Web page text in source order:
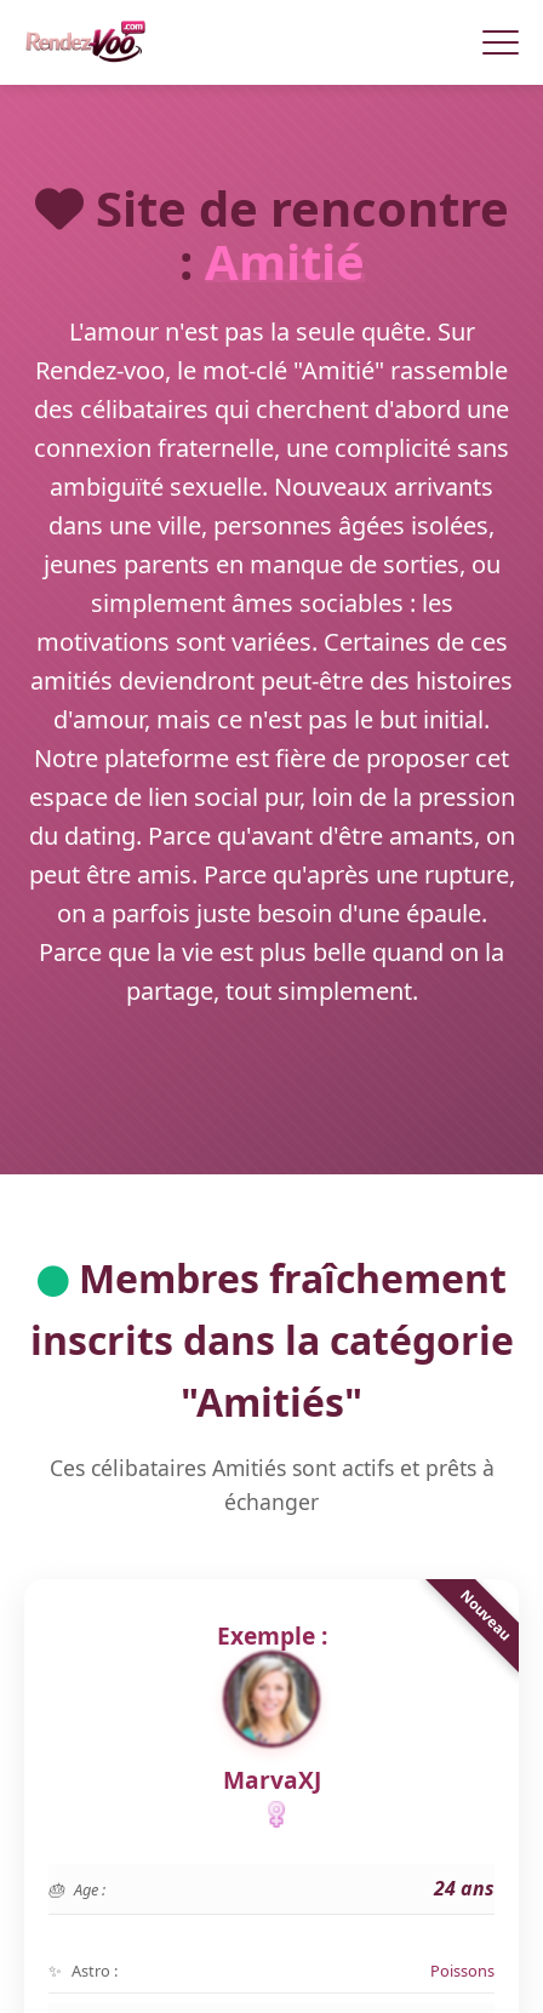
Site de rencontre
: Amitié
L'amour n'est pas la seule quête. Sur
Rendez-voo, le mot-clé "Amitié" rassemble
des célibataires qui cherchent d'abord une
connexion fraternelle, une complicité sans
ambiguïté sexuelle. Nouveaux arrivants
dans une ville, personnes âgées isolées,
jeunes parents en manque de sorties, ou
simplement âmes sociables : les
motivations sont variées. Certaines de ces
amitiés deviendront peut-être des histoires
d'amour, mais ce n'est pas le but initial.
Notre plateforme est fière de proposer cet
espace de lien social pur, loin de la pression
du dating. Parce qu'avant d'être amants, on
peut être amis. Parce qu'après une rupture,
on a parfois juste besoin d'une épaule.
Parce que la vie est plus belle quand on la
partage, tout simplement.
Membres fraîchement
inscrits dans la catégorie
"Amitiés"
Ces célibataires Amitiés sont actifs et prêts à
échanger
Exemple :
MarvaXJ
Age : 24 ans
Astro : Poissons